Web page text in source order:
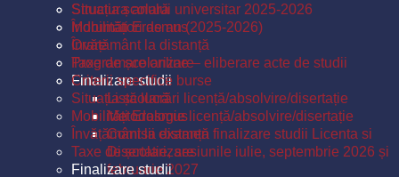
Situația școlară
Mobilități Erasmus
Învățământ la distanță
Taxe de școlarizare
Finalizare studii
Listă lucrări licență/absolvire/disertație
Metodologie licență/absolvire/disertație
Comisii examen finalizare studii Licenta si
Disertatie, sesiunile iulie, septembrie 2026 și
februarie 2027
Structura anului universitar 2025-2026
Îndrumători de an (2025-2026)
Orare
Programare online – eliberare acte de studii
Criterii specifice burse
Situația școlară
Mobilități Erasmus
Învățământ la distanță
Taxe de școlarizare
Finalizare studii